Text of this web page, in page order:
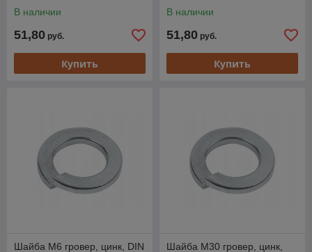
В наличии
51,80 руб.
Купить
В наличии
51,80 руб.
Купить
Шайба М6 гровер, цинк, DIN
Шайба М30 гровер, цинк,